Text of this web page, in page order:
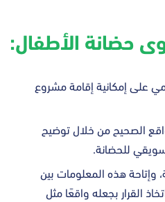
حضانة الأطفال:
على إمكانية إقامة مشروع
الصحيح من خلال توضيح
للحضانة.
وإتاحة هذه المعلومات بين
القرار بجعله واقعًا مثل